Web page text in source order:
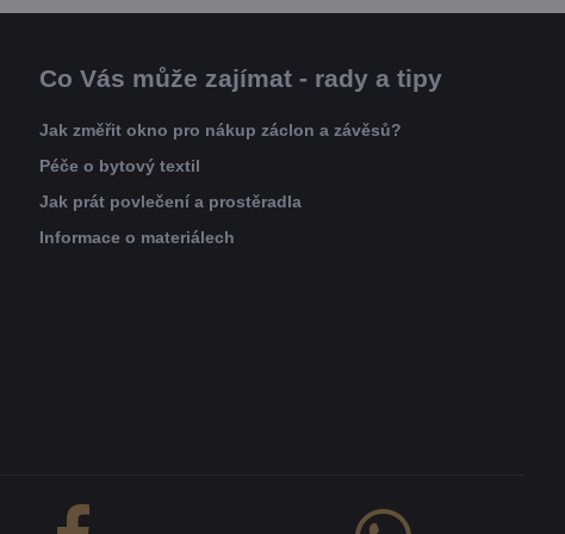
Co Vás může zajímat - rady a tipy
Jak změřit okno pro nákup záclon a závěsů?
Péče o bytový textil
Jak prát povlečení a prostěradla
Informace o materiálech